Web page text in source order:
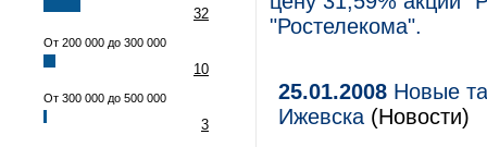
32
От 200 000 до 300 000
10
От 300 000 до 500 000
3
"Ростелекома".
25.01.2008 Новые
Ижевска (Новости)